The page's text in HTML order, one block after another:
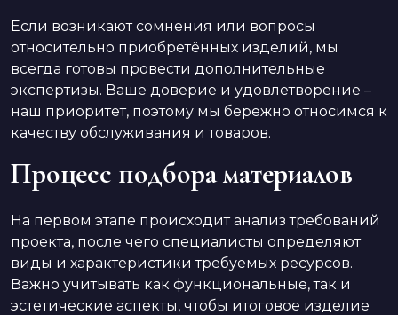
Если возникают сомнения или вопросы
относительно приобретённых изделий, мы
всегда готовы провести дополнительные
экспертизы. Ваше доверие и удовлетворение –
наш приоритет, поэтому мы бережно относимся к
качеству обслуживания и товаров.
Процесс подбора материалов
На первом этапе происходит анализ требований
проекта, после чего специалисты определяют
виды и характеристики требуемых ресурсов.
Важно учитывать как функциональные, так и
эстетические аспекты, чтобы итоговое изделие